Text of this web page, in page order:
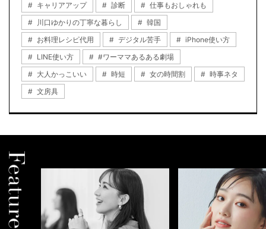
キャリアアップ
診断
仕事もおしゃれも
川口ゆかりの丁寧な暮らし
韓国
お料理レシピ代用
デジタル苦手
iPhone使い方
LINE使い方
#ワーママあるある劇場
大人かっこいい
時短 女の時間割
時事ネタ
文房具